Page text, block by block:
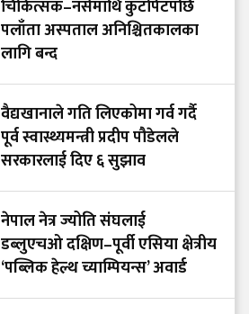
चिकित्सक–नर्समाथि कुटपिटपछि
पलाँता अस्पताल अनिश्चितकालका
लागि बन्द
वैद्यखानाले गति लिएकोमा गर्व गर्दै
पूर्व स्वास्थ्यमन्त्री प्रदीप पौडेलले
सरकारलाई दिए ६ सुझाव
नेपाल नेत्र ज्योति संघलाई
डब्लुएचओ दक्षिण–पूर्वी एसिया क्षेत्रीय
‘पब्लिक हेल्थ च्याम्पियन्स’ अवार्ड